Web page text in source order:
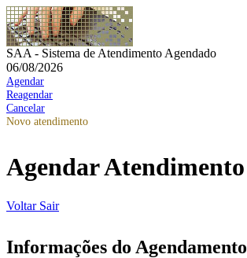
SAA - Sistema de Atendimento Agendado
06/08/2026
Agendar
Reagendar
Cancelar
Novo atendimento
Agendar Atendimento
Voltar Sair
Informações do Agendamento